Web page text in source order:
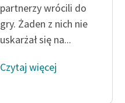
partnerzy wrócili do
gry. Żaden z nich nie
uskarżał się na...
Czytaj więcej